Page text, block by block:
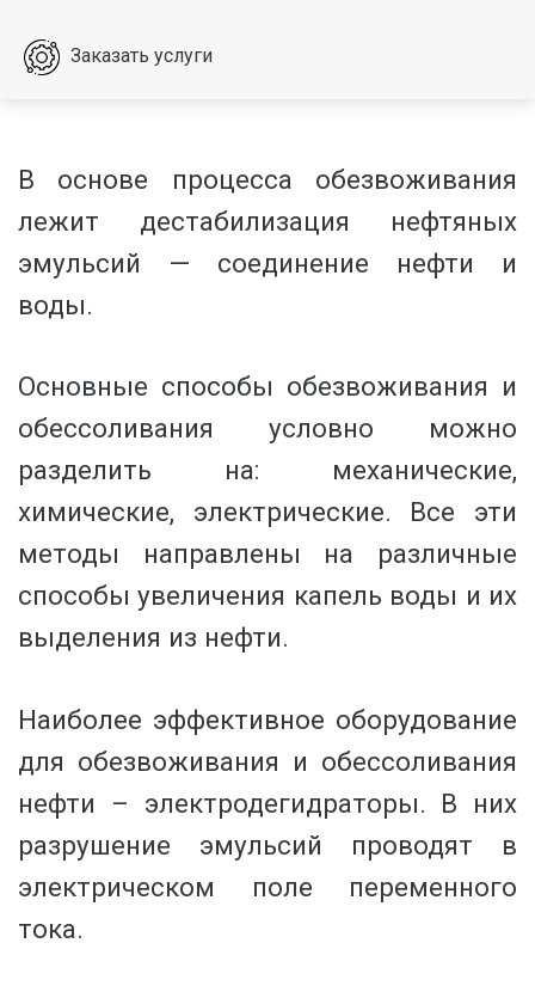
Заказать услуги
В основе процесса обезвоживания
лежит дестабилизация нефтяных
эмульсий — соединение нефти и
воды.
Основные способы обезвоживания и
обессоливания условно можно
разделить на: механические,
химические, электрические. Все эти
методы направлены на различные
способы увеличения капель воды и их
выделения из нефти.
Наиболее эффективное оборудование
для обезвоживания и обессоливания
нефти – электродегидраторы. В них
разруше­ние эмульсий проводят в
электрическом поле переменного
тока.